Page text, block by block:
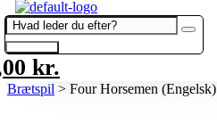
kr.
Brætspil > Four Horsemen (Engelsk)